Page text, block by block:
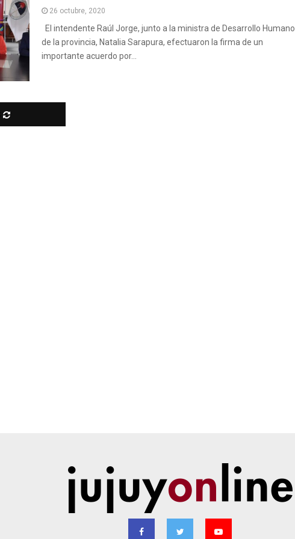
26 octubre, 2020
El intendente Raúl Jorge, junto a la ministra de Desarrollo Humano
de la provincia, Natalia Sarapura, efectuaron la firma de un
importante acuerdo por...